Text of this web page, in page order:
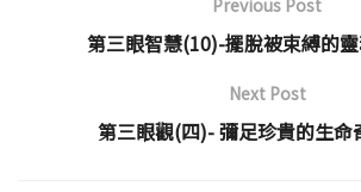
第三眼智慧(10)-擺脫被束縛的
Next Post
第三眼觀(四)- 彌足珍貴的生命